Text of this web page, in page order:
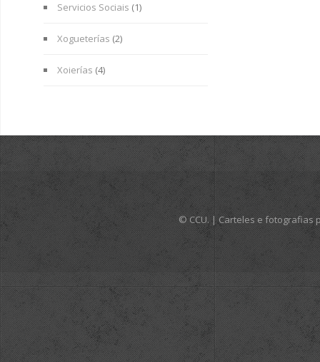
Servicios Sociais (1)
Xogueterías (2)
Xoierías (4)
© CCU. | Carteles e fotografias